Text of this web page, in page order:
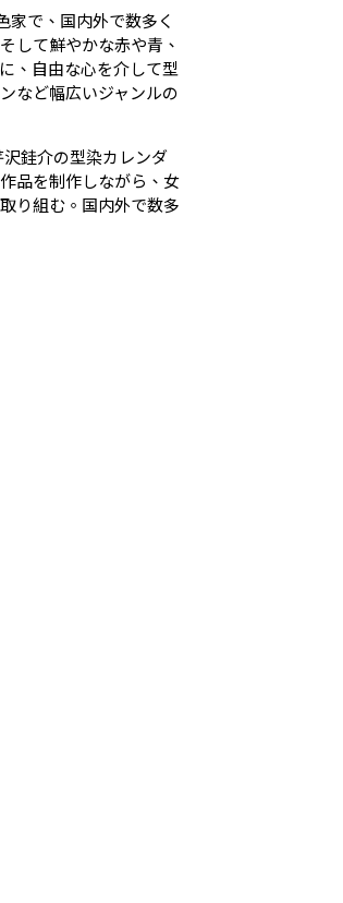
で、国内外で数多く
して鮮やかな赤や青、
、自由な心を介して型
など幅広いジャンルの
銈介の型染カレンダ
品を制作しながら、女
り組む。国内外で数多